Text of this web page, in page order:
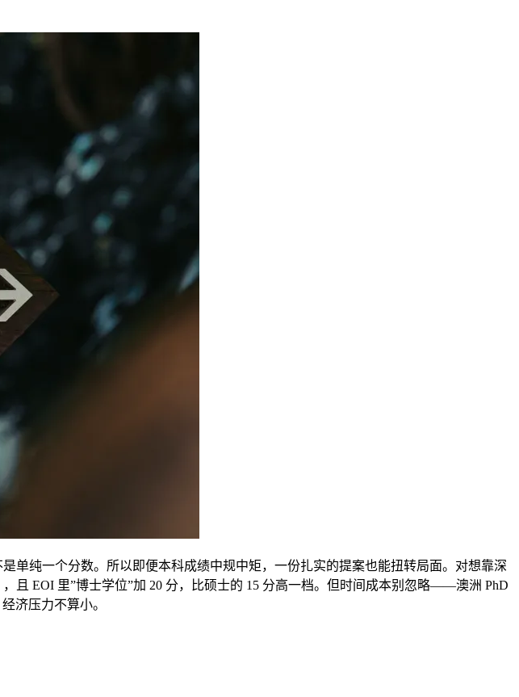
纯一个分数。所以即便本科成绩中规中矩，一份扎实的提案也能扭转局面。对想靠深
且 EOI 里”博士学位”加 20 分，比硕士的 15 分高一档。但时间成本别忽略——澳洲 PhD
济压力不算小。